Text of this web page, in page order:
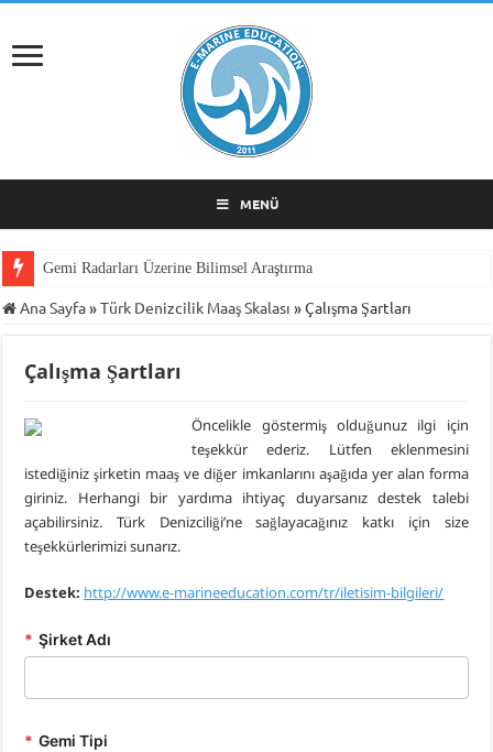
MENÜ
Gemi Radarları Üzerine Bilimsel Araştırma
Ana Sayfa»Türk Denizcilik Maaş Skalası »Çalışma Şartları
Çalışma Şartları
Öncelikle göstermiş olduğunuz ilgi için
teşekkür ederiz. Lütfen eklenmesini
istediğiniz şirketin maaş ve diğer imkanlarını aşağıda yer alan forma
giriniz. Herhangi bir yardıma ihtiyaç duyarsanız destek talebi
açabilirsiniz. Türk Denizciliği’ne sağlayacağınız katkı için size
teşekkürlerimizi sunarız.
Destek: http://www.e-marineeducation.com/tr/iletisim-bilgileri/
* Şirket Adı
* Gemi Tipi